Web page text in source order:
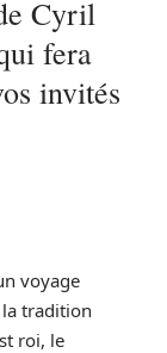
Cyril
fera
invités
voyage
tradition
roi, le